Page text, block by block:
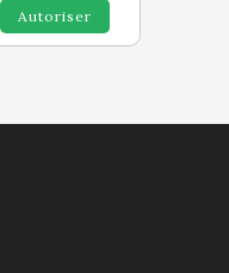
Autoriser